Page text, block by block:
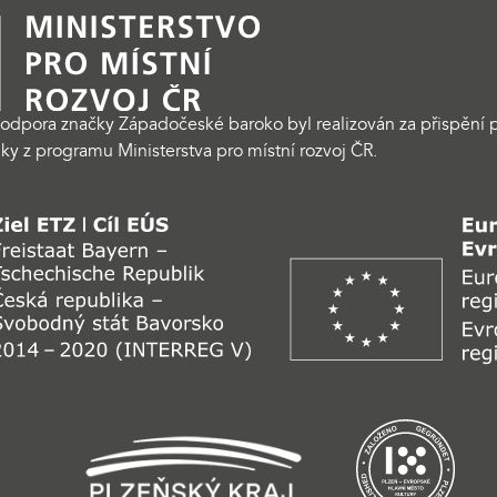
značky Západočeské baroko byl realizován za přispění
z programu Ministerstva pro místní rozvoj ČR.